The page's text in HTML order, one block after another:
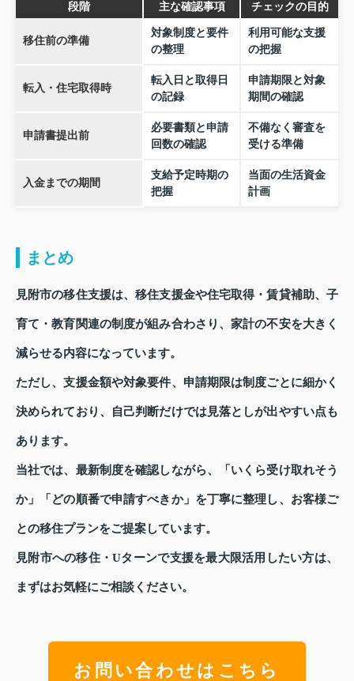
段階 主な確認事項 チェックの目的
移住前の準備
対象制度と要件
の整理
利用可能な支援
の把握
転入・住宅取得時
転入日と取得日
の記録
申請期限と対象
期間の確認
申請書提出前
必要書類と申請
回数の確認
不備なく審査を
受ける準備
入金までの期間
支給予定時期の
把握
当面の生活資金
計画
まとめ
見附市の移住支援は、移住支援金や住宅取得・賃貸補助、子
育て・教育関連の制度が組み合わさり、家計の不安を大きく
減らせる内容になっています。
ただし、支援金額や対象要件、申請期限は制度ごとに細かく
決められており、自己判断だけでは見落としが出やすい点も
あります。
当社では、最新制度を確認しながら、「いくら受け取れそう
か」「どの順番で申請すべきか」を丁寧に整理し、お客様ご
との移住プランをご提案しています。
見附市への移住・Uターンで支援を最大限活用したい方は、
まずはお気軽にご相談ください。
お問い合わせはこちら